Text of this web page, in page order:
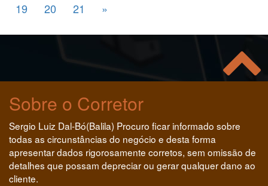
19
20 21 »
Sobre o Corretor
Sergio Luiz Dal-Bó(Balila) Procuro ficar informado sobre
todas as circunstâncias do negócio e desta forma
apresentar dados rigorosamente corretos, sem omissão de
detalhes que possam depreciar ou gerar qualquer dano ao
cliente.